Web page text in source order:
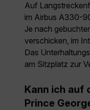
Auf
im Airbus A330-
Je nach
verschicken, im
Das
am Sitzplatz zur
Kann ich auf
Prince